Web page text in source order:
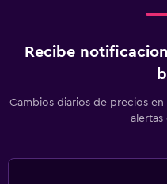
Recibe
Cambios diarios de precios
alertas